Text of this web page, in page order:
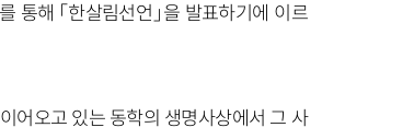
해 「한살림선언」을 발표하기에 이르
어오고 있는 동학의 생명사상에서 그 사